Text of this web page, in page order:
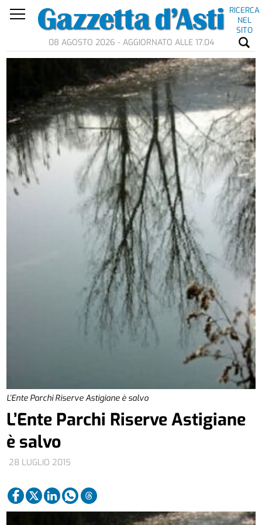
RICERCA
NEL
SITO
08 AGOSTO 2026 - AGGIORNATO ALLE 17.04
L’Ente Parchi Riserve Astigiane è salvo
28 LUGLIO 2015
L’Ente Parchi Riserve Astigiane
è salvo